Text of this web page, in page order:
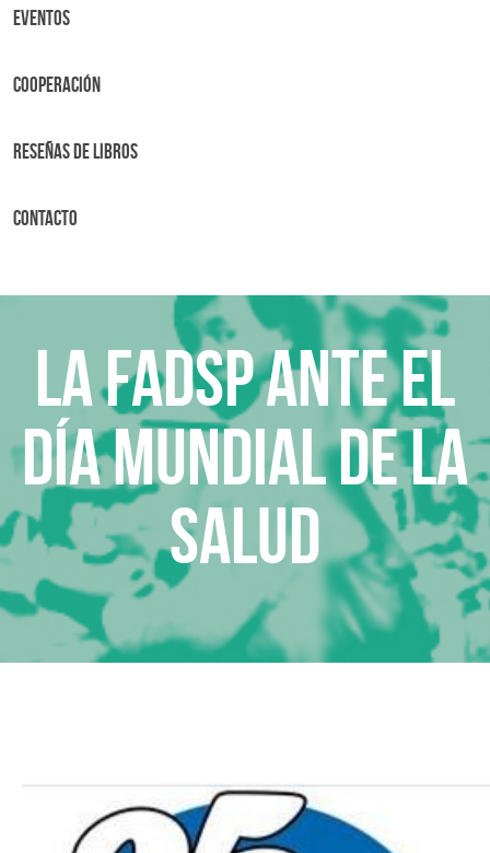
Eventos
Cooperación
Reseñas de libros
Contacto
La FADSP ante el
Día Mundial de la
Salud